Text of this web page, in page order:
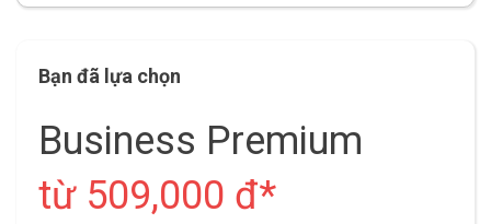
Bạn đã lựa chọn
Business Premium
từ 509,000 đ*